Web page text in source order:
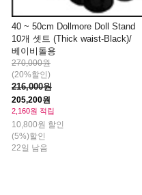
40 ~ 50cm Dollmore Doll Stand
10개 셋트 (Thick waist-Black)/
베이비돌용
270,000원
(20%할인)
216,000원
205,200원
2,160원 적립
10,800원 할인
(5%)할인
22일 남음